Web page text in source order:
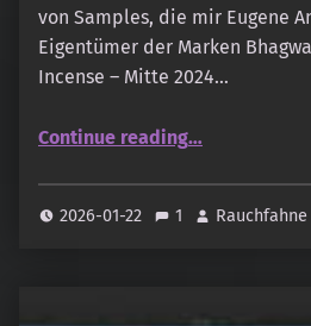
von Samples, die mir Eugene
Eigentümer der Marken
Incense – Mitte 2024…
Continue reading…
2026-01-22 1 Rauchfahne